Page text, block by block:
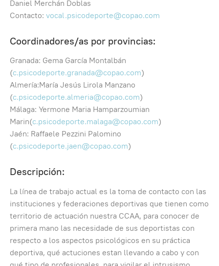
Daniel Merchán Doblas
Contacto: vocal.psicodeporte@copao.com
Coordinadores/as por provincias:
Granada: Gema García Montalbán
(c.psicodeporte.granada@copao.com)
Almería:María Jesús Lirola Manzano
(c.psicodeporte.almeria@copao.com)
Málaga: Yermone Maria Hamparzoumian
Marin(c.psicodeporte.malaga@copao.com)
Jaén: Raffaele Pezzini Palomino
(c.psicodeporte.jaen@copao.com)
Descripción:
La línea de trabajo actual es la toma de contacto con las
instituciones y federaciones deportivas que tienen como
territorio de actuación nuestra CCAA, para conocer de
primera mano las necesidade de sus deportistas con
respecto a los aspectos psicológicos en su práctica
deportiva, qué actuciones estan llevando a cabo y con